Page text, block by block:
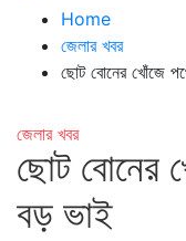
Home
জেলার খবর
ছোট বোনের খোঁজে
জেলার খবর
ছোট বোনের
বড় ভাই